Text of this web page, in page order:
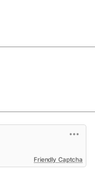
Friendly Captcha